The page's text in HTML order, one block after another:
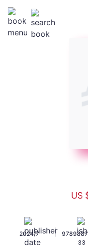
US
2024/7 |
33